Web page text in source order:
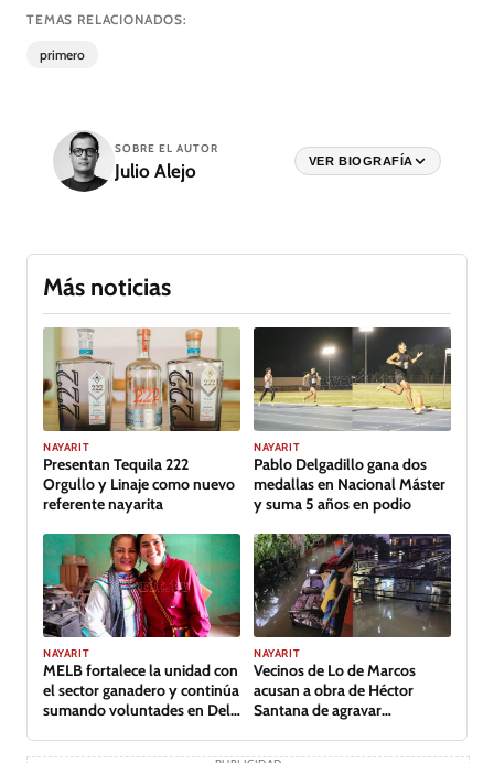
TEMAS RELACIONADOS:
primero
SOBRE EL AUTOR
Julio Alejo VER BIOGRAFÍA
Más noticias
GALERÍA
NAYARIT
Presentan Tequila 222
Orgullo y Linaje como nuevo
referente nayarita
NAYARIT
Pablo Delgadillo gana dos
medallas en Nacional Máster
y suma 5 años en podio
NAYARIT
MELB fortalece la unidad con
el sector ganadero y continúa
sumando voluntades en Del
NAYARIT
Vecinos de Lo de Marcos
acusan a obra de Héctor
Santana de agravar